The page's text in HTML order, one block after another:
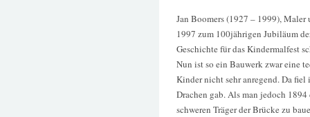
Jan Boomers (1927 – 1999),
1997 zum 100jährigen Jubiläum
Geschichte für das Kindermalfest
Nun ist so ein Bauwerk zwar eine
Kinder nicht sehr anregend. Da fiel
Drachen gab. Als man jedoch
schweren Träger der Brücke zu